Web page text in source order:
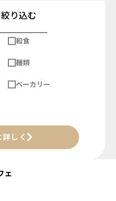
り込む
和食
麺類
ベーカリー
詳しく
ェ